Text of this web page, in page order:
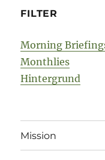
FILTER
Morning
Monthlies
Hintergrund
Mission